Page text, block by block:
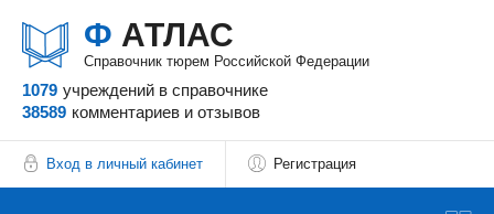
Ф АТЛАС
Справочник тюрем Российской Федерации
1079 учреждений в справочнике
38589 комментариев и отзывов
Вход в личный кабинет Регистрация